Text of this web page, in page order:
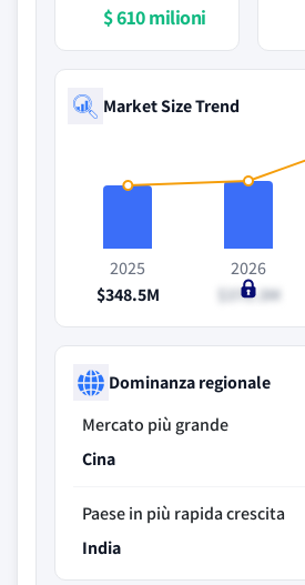
$ 610 milioni
Market Size Trend
2025
$348.5M
2026
$370.3M
Dominanza regionale
Mercato più grande
Cina
Paese in più rapida crescita
India